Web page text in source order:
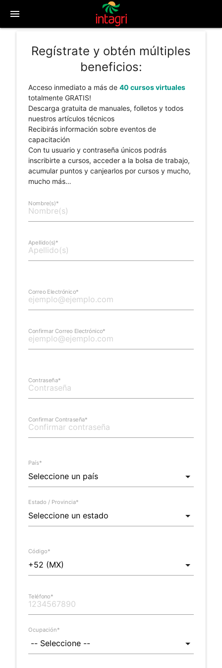
menu
Regístrate y obtén múltiples
beneficios:
Acceso inmediato a más de 40 cursos virtuales
totalmente GRATIS!
Descarga gratuita de manuales, folletos y todos
nuestros artículos técnicos
Recibirás información sobre eventos de
capacitación
Con tu usuario y contraseña únicos podrás
inscribirte a cursos, acceder a la bolsa de trabajo,
acumular puntos y canjearlos por cursos y mucho,
mucho más…
Nombre(s)*
Apellido(s)*
Correo Electrónico*
Confirmar Correo Electrónico*
Contraseña*
Confirmar Contraseña*
País*
Estado / Provincia*
Código*
Teléfono*
Ocupación*